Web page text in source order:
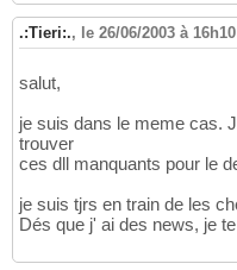
.:Tieri:., le 26/06/2003 à 16h10
salut,
je suis dans le meme cas.
trouver
ces dll manquants pour le
je suis tjrs en train de les
Dés que j' ai des news, je